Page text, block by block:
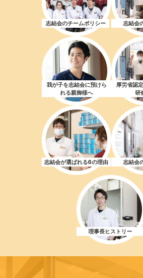
志結会のチームポリシー 志結会
我が子を志結会に預けら
れる親御様へ
厚労省認
研
志結会が選ばれる6の理由 志結会
理事長ヒストリー